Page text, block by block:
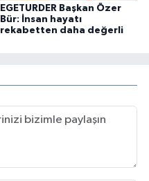
EGETURDER Başkan Özer
Bür: İnsan hayatı
rekabetten daha değerli